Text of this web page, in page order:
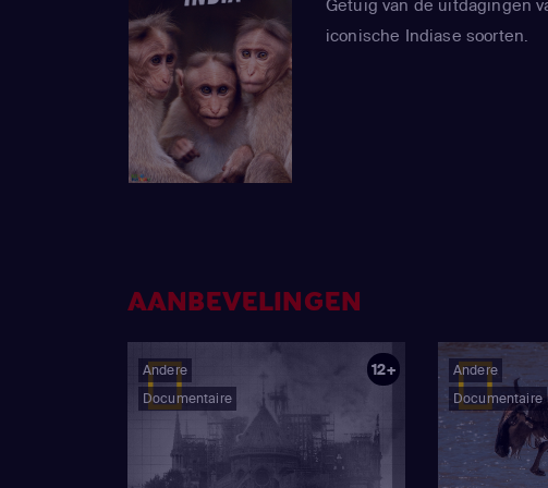
Getuig van de uitdagingen
iconische Indiase soorten.
AANBEVELINGEN
Andere
Documentaire
12+
Andere
Documentaire